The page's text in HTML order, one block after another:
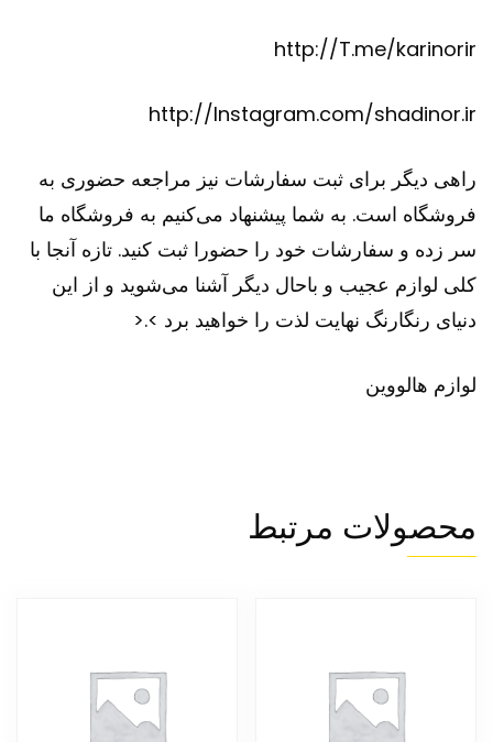
http://T.me/karinorir
http://Instagram.com/shadinor.ir
راهی دیگر برای ثبت سفارشات نیز مراجعه حضوری به
فروشگاه است. به شما پیشنهاد می‌کنیم به فروشگاه ما
سر زده و سفارشات خود را حضورا ثبت کنید. تازه آنجا با
کلی لوازم عجیب و باحال دیگر آشنا می‌شوید و از این
دنیای رنگارنگ نهایت لذت را خواهید برد >.<
لوازم هالووین
محصولات مرتبط